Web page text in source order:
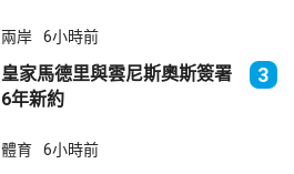
兩岸 6小時前
皇家馬德里與雲尼斯奧斯簽署
6年新約
3
體育 6小時前